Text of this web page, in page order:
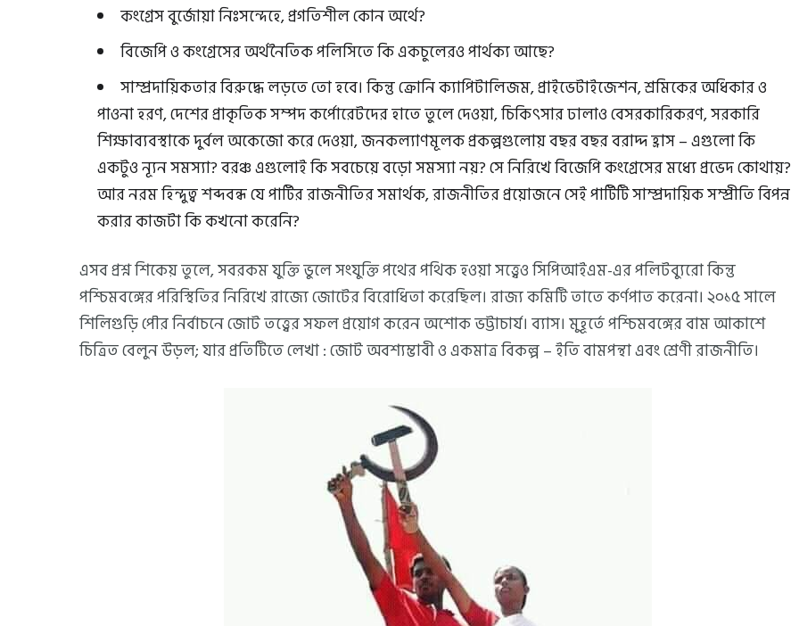
কংগ্রেস বুর্জোয়া নিঃসন্দেহে, প্রগতিশীল কোন অর্থে?
বিজেপি ও কংগ্রেসের অর্থনৈতিক পলিসিতে কি একচুলেরও পার্থক্য আছে?
সাম্প্রদায়িকতার বিরুদ্ধে লড়তে তো হবে। কিন্তু ক্রোনি ক্যাপিটালিজম, প্রাইভেটাইজেশন, শ্রমিকের অধিকার ও
পাওনা হরণ, দেশের প্রাকৃতিক সম্পদ কর্পোরেটদের হাতে তুলে দেওয়া, চিকিৎসার ঢালাও বেসরকারিকরণ, সরকারি
শিক্ষাব্যবস্থাকে দুর্বল অকেজো করে দেওয়া, জনকল্যাণমূলক প্রকল্পগুলোয় বছর বছর বরাদ্দ হ্রাস – এগুলো কি
একটুও ন্যূন সমস্যা? বরঞ্চ এগুলোই কি সবচেয়ে বড়ো সমস্যা নয়? সে নিরিখে বিজেপি কংগ্রেসের মধ্যে প্রভেদ কোথায়?
আর নরম হিন্দুত্ব শব্দবন্ধ যে পার্টির রাজনীতির সমার্থক, রাজনীতির প্রয়োজনে সেই পার্টিটি সাম্প্রদায়িক সম্প্রীতি বিপন্ন
করার কাজটা কি কখনো করেনি?
এসব প্রশ্ন শিকেয় তুলে, সবরকম যুক্তি ভুলে সংযুক্তি পথের পথিক হওয়া সত্ত্বেও সিপিআইএম-এর পলিটব্যুরো কিন্তু
পশ্চিমবঙ্গের পরিস্থিতির নিরিখে রাজ্যে জোটের বিরোধিতা করেছিল। রাজ্য কমিটি তাতে কর্ণপাত করেনা। ২০১৫ সালে
শিলিগুড়ি পৌর নির্বাচনে জোট তত্ত্বের সফল প্রয়োগ করেন অশোক ভট্টাচার্য। ব্যাস। মুহূর্তে পশ্চিমবঙ্গের বাম আকাশে
চিত্রিত বেলুন উড়ল; যার প্রতিটিতে লেখা : জোট অবশ্যম্ভাবী ও একমাত্র বিকল্প – ইতি বামপন্থা এবং শ্রেণী রাজনীতি।